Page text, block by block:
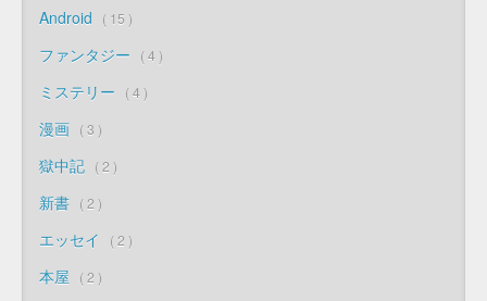
Android 15
ファンタジー 4
ミステリー 4
漫画 3
獄中記 2
新書 2
エッセイ 2
本屋 2